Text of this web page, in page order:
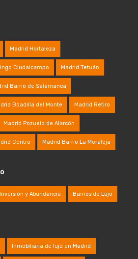
Madrid Hortaleza
Ciudalcampo Madrid Tetuán
Barrio de Salamanca
Boadilla del Monte Madrid Retiro
Madrid Pozuelo de Alarcón
Centro Madrid Barrio La Moraleja
Inversión y Abundancia Barrios de Lujo
Inmobiliaria de lujo en Madrid